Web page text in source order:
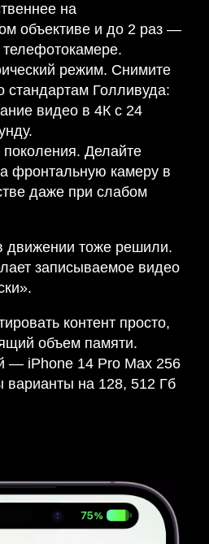
на
объективе и до 2 раз —
режим. Снимите
стандартам Голливуда:
видео в 4К с 24
Делайте
фронтальную камеру в
даже при слабом
движении тоже решили.
записываемое видео
контент просто,
объем памяти.
— iPhone 14 Pro Max 256
варианты на 128, 512 Гб